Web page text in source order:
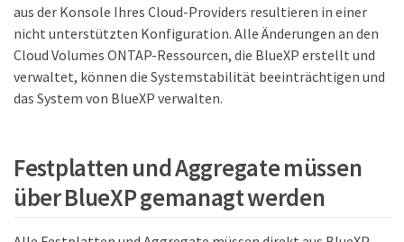
aus der Konsole Ihres Cloud-Providers resultieren in einer
nicht unterstützten Konfiguration. Alle Änderungen an den
Cloud Volumes ONTAP-Ressourcen, die BlueXP erstellt und
verwaltet, können die Systemstabilität beeinträchtigen und
das System von BlueXP verwalten.
Festplatten und Aggregate müssen
über BlueXP gemanagt werden